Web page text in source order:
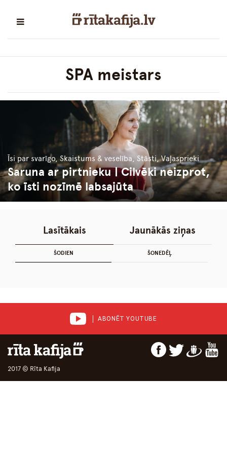
SPA meistars
Īsi par svarīgo, Skaistums & veselība, Stāsti, Vaļasprieki
Saruna ar pirtnieku | Cilvēki neizprot,
ko īsti nozīmē labsajūta
Lasītākais
ŠODIEN ŠONEDĒĻ
Jaunākās ziņas
ABONĒT YOUTUBE
2017 © Rīta Kafija